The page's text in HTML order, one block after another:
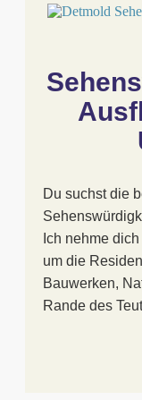
Du suchst die
Ich nehme
um die
Bauwerken,
Rande des